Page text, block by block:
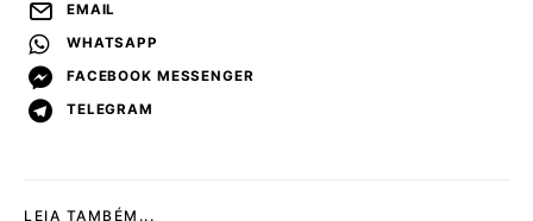
EMAIL
WHATSAPP
FACEBOOK MESSENGER
TELEGRAM
LEIA TAMBÉM...